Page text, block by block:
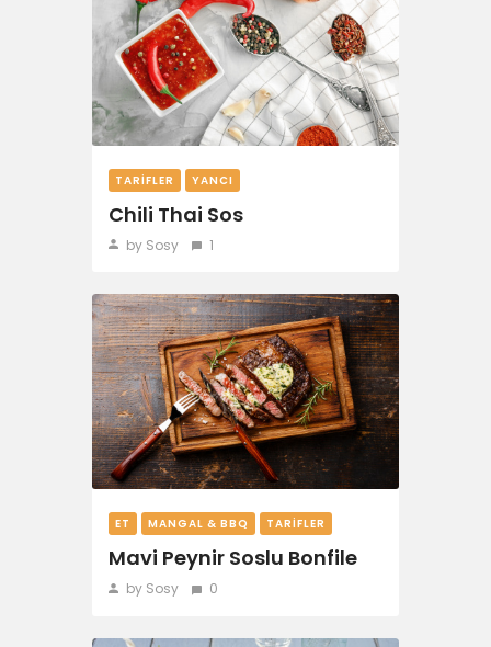
TARIFLER YANCI
Chili Thai Sos
by Sosy 1
ET MANGAL & BBQ TARIFLER
Mavi Peynir Soslu Bonfile
by Sosy 0